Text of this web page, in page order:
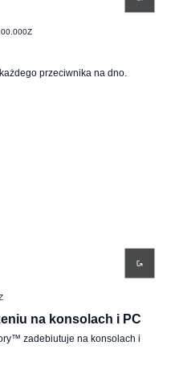
przeciwnika na dno.
na konsolach i PC
zadebiutuje na konsolach i